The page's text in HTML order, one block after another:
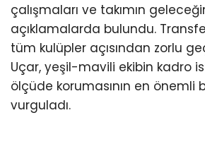
çalışmaları ve takımın
açıklamalarda bulundu.
tüm kulüpler açısından zorlu
Uçar, yeşil-mavili ekibin kadro
ölçüde korumasının en önemli
vurguladı.